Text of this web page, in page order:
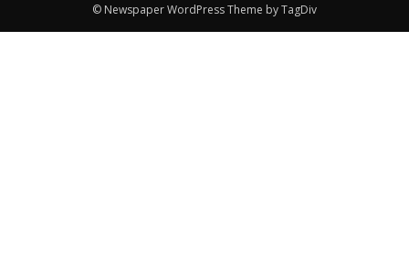
© Newspaper WordPress Theme by TagDiv